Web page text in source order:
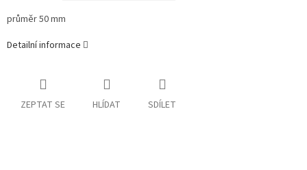
průměr 50 mm
Detailní informace
ZEPTAT SE HLÍDAT SDÍLET